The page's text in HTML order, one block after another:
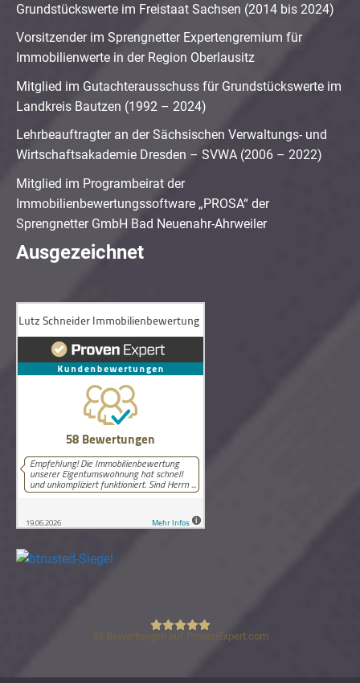
Grundstückswerte im Freistaat Sachsen (2014 bis 2024)
Vorsitzender im Sprengnetter Expertengremium für
Immobilienwerte in der Region Oberlausitz
Mitglied im Gutachterausschuss für Grundstückswerte im
Landkreis Bautzen (1992 – 2024)
Lehrbeauftragter an der Sächsischen Verwaltungs- und
Wirtschaftsakademie Dresden – SVWA (2006 – 2022)
Mitglied im Programbeirat der
Immobilienbewertungssoftware „PROSA“ der
Sprengnetter GmbH Bad Neuenahr-Ahrweiler
Ausgezeichnet
Lutz Schneider Immobilienbewertung
58 Bewertungen auf ProvenExpert.com